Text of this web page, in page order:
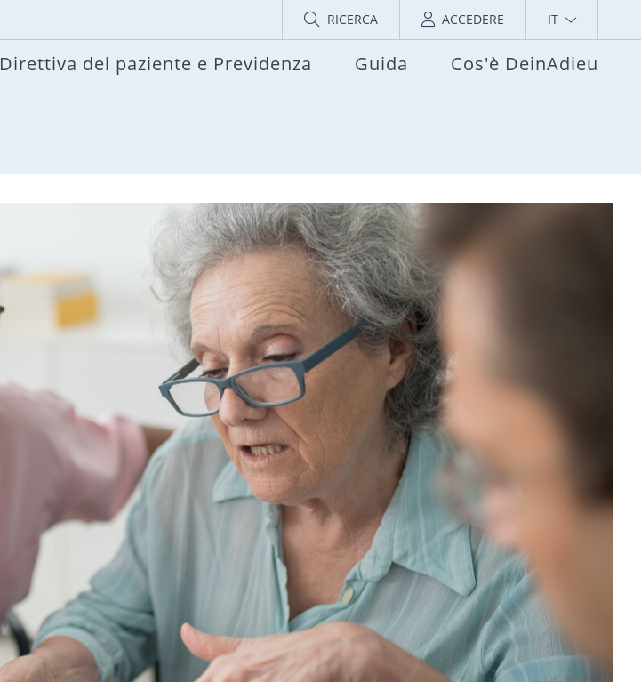
RICERCA ACCEDERE IT
Direttiva del paziente e Previdenza Guida Cos'è DeinAdieu